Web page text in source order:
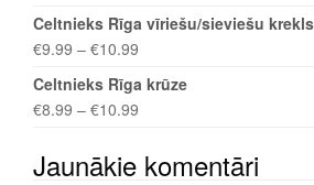
Celtnieks Rīga vīriešu/sieviešu krekls
€9.99 – €10.99
Celtnieks Rīga krūze
€8.99 – €10.99
Jaunākie komentāri